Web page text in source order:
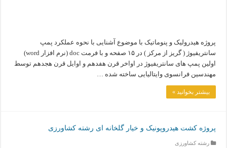
پروژه هیدرولیک و پنوماتیک با موضوع آشنایی با نحوه عملکرد پمپ
سانتریفیوژ ( گریز از مرکز ) در ۱۵ صفحه و با فرمت doc (نرم افزار word)
اولین پمپ های سانتریفیوژ در اواخر قرن هفدهم و اوایل قرن هجدهم توسط
مهندسین فرانسوی وایتالیایی ساخته شده …
بیشتر بخوانید »
پروژه کشت هیدروپونیک و خیار گلخانه ای رشته کشاورزی
رشته کشاورزی